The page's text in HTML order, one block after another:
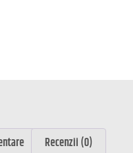
Recenzii (0)